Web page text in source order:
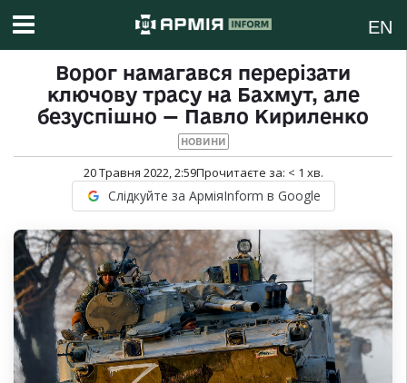
EN
Ворог намагався перерізати
ключову трасу на Бахмут, але
безуспішно — Павло Кириленко
НОВИНИ
20 Травня 2022, 2:59Прочитаєте за: < 1 хв.
Слідкуйте за АрміяInform в Google